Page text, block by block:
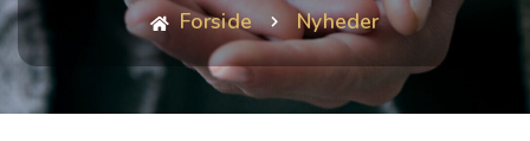
Forside Nyheder